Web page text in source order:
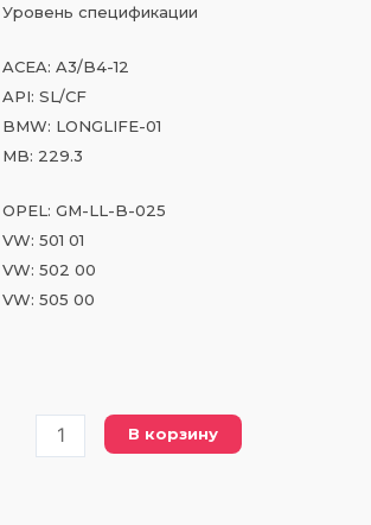
Уровень спецификации
ACEA: A3/B4-12
API: SL/CF
BMW: LONGLIFE-01
MB: 229.3
OPEL: GM-LL-B-025
VW: 501 01
VW: 502 00
VW: 505 00
Количество
товара
В корзину